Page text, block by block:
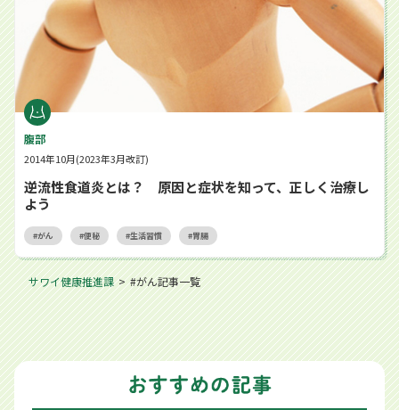
腹部
2014年10月(2023年3月改訂)
逆流性食道炎とは？ 原因と症状を知って、正しく治療し
よう
がん 便秘 生活習慣 胃腸
サワイ健康推進課 #がん記事一覧